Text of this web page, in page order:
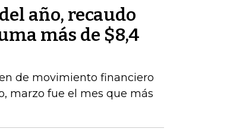
año, recaudo
más de $8,4
de movimiento financiero
marzo fue el mes que más